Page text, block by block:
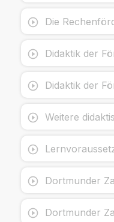
Die
Didaktik der
Didaktik der
Weitere
Dortmunder
Dortmunder